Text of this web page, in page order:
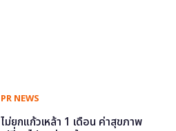
PR NEWS
ไม่ยกแก้วเหล้า 1 เดือน ค่าสุขภาพ